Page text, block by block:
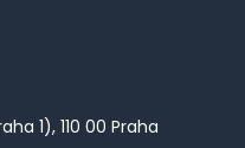
1), 110 00 Praha